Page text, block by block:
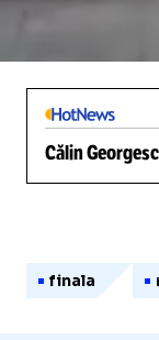
Călin
finala